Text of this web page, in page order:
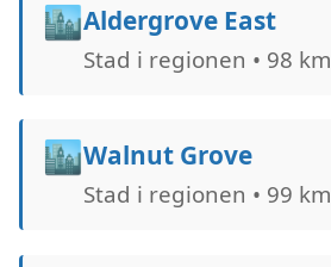
🏙️Aldergrove East
Stad i regionen • 98 km
🏙️Walnut Grove
Stad i regionen • 99 km